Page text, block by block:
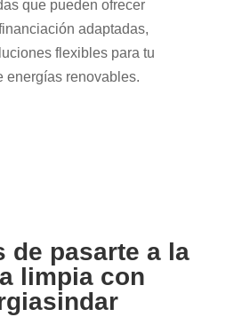
que pueden ofrecer
adaptadas,
flexibles para tu
energías renovables.
de pasarte a la
limpia con